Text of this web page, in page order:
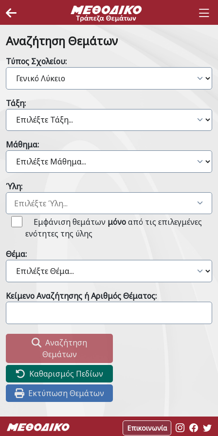
Αναζήτηση Θεμάτων
Τύπος Σχολείου:
Τάξη:
Μάθημα:
Ύλη:
Εμφάνιση θεμάτων μόνοαπό τις επιλεγμένες
ενότητες της ύλης
Θέμα:
Κείμενο Αναζήτησης ή Αριθμός Θέματος:
Αναζήτηση
Θεμάτων
Καθαρισμός Πεδίων
Εκτύπωση Θεμάτων
Επικοινωνία